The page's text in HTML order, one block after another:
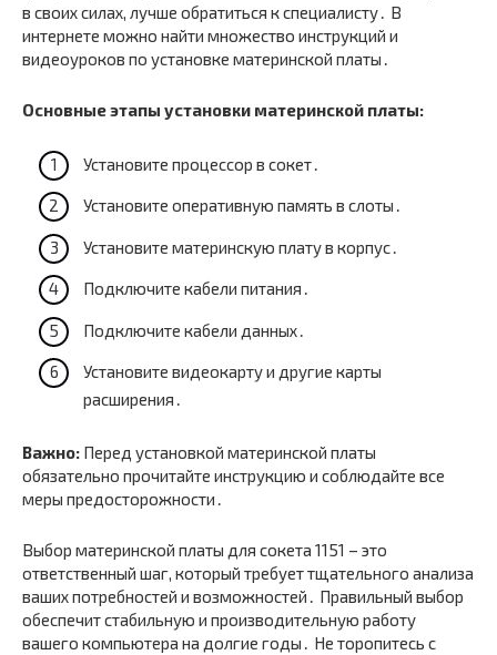
в своих силах, лучше обратиться к специалисту․ В
интернете можно найти множество инструкций и
видеоуроков по установке материнской платы․
Основные этапы установки материнской платы:
Установите процессор в сокет․
Установите оперативную память в слоты․
Установите материнскую плату в корпус․
Подключите кабели питания․
Подключите кабели данных․
Установите видеокарту и другие карты
расширения․
Важно: Перед установкой материнской платы
обязательно прочитайте инструкцию и соблюдайте все
меры предосторожности․
Выбор материнской платы для сокета 1151 – это
ответственный шаг, который требует тщательного анализа
ваших потребностей и возможностей․ Правильный выбор
обеспечит стабильную и производительную работу
вашего компьютера на долгие годы․ Не торопитесь с